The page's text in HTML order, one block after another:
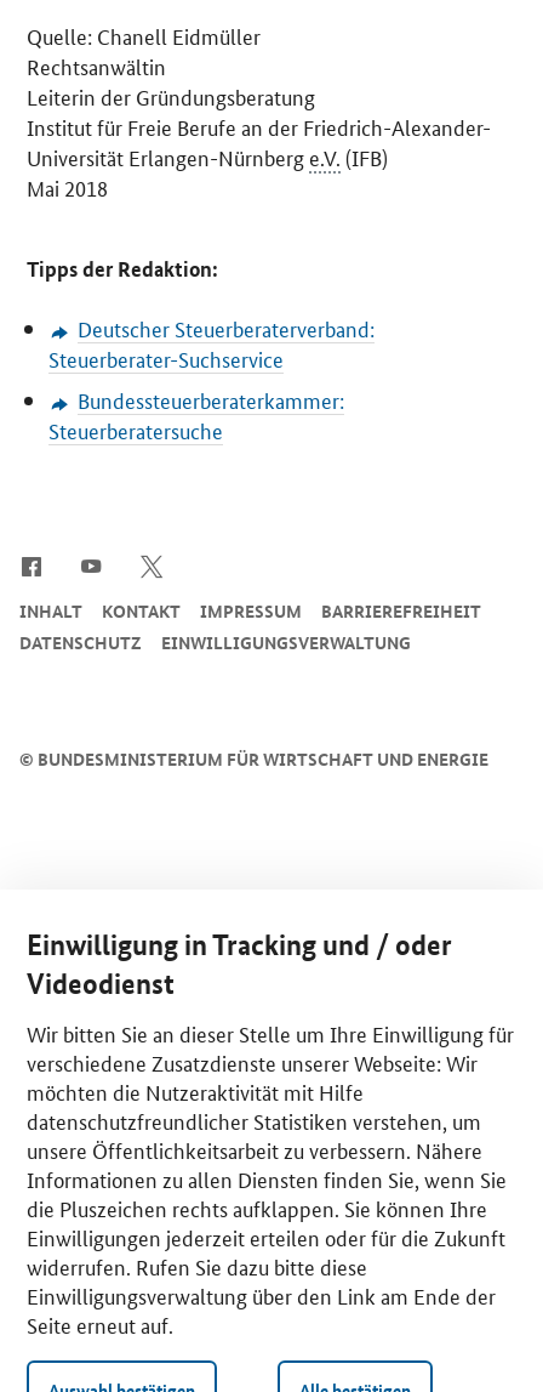
Quelle: Chanell Eidmüller
Rechtsanwältin
Leiterin der Gründungsberatung
Institut für Freie Berufe an der Friedrich-Alexander-
Universität Erlangen-Nürnberg e.V. (IFB)
Mai 2018
Tipps der Redaktion:
Deutscher Steuerberaterverband:
Steuerberater-Suchservice
Bundessteuerberaterkammer:
Steuerberatersuche
© BUNDESMINISTERIUM FÜR WIRTSCHAFT UND ENERGIE
INHALT KONTAKT IMPRESSUM
BARRIEREFREIHEIT
DATENSCHUTZ
EINWILLIGUNGSVERWALTUNG
Einwilligung in Tracking und / oder
Videodienst
Wir bitten Sie an dieser Stelle um Ihre Einwilligung für
verschiedene Zusatzdienste unserer Webseite: Wir
möchten die Nutzeraktivität mit Hilfe
datenschutzfreundlicher Statistiken verstehen, um
unsere Öffentlichkeitsarbeit zu verbessern. Nähere
Informationen zu allen Diensten finden Sie, wenn Sie
die Pluszeichen rechts aufklappen. Sie können Ihre
Einwilligungen jederzeit erteilen oder für die Zukunft
widerrufen. Rufen Sie dazu bitte diese
Einwilligungsverwaltung über den Link am Ende der
Seite erneut auf.